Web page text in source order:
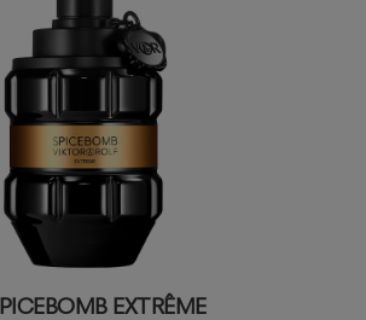
EXTRÊME